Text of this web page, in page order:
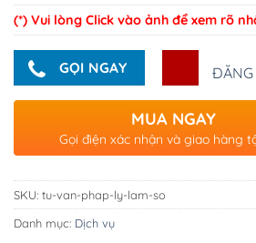
(*) Vui lòng Click vào ảnh để xem rõ
GỌI NGAY ĐĂNG
MUA NGAY
Gọi điện xác nhận và giao hàng
SKU: tu-van-phap-ly-lam-so
Danh mục: Dịch vụ